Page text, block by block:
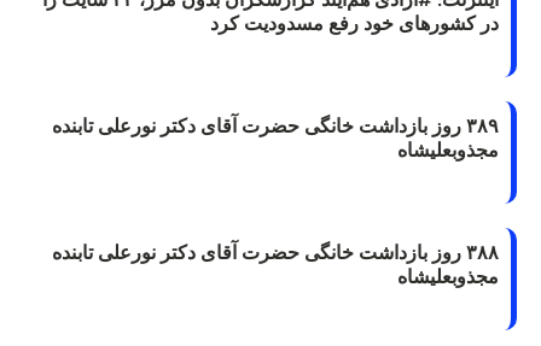
در کشورهای خود رفع مسدودیت کرد
۳۸۹ روز بازداشت خانگی حضرت آقای دکتر نورعلی تابنده
مجذوبعلیشاه
۳۸۸ روز بازداشت خانگی حضرت آقای دکتر نورعلی تابنده
مجذوبعلیشاه